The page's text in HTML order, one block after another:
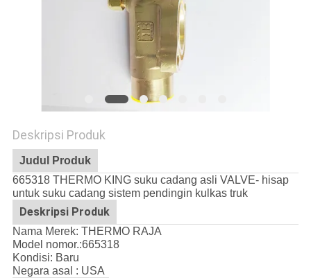
Deskripsi Produk
Judul Produk
665318 THERMO KING suku cadang asli VALVE- hisap
untuk suku cadang sistem pendingin kulkas truk
Deskripsi Produk
Nama Merek: THERMO RAJA
Model nomor.:665318
Kondisi: Baru
Negara asal : USA